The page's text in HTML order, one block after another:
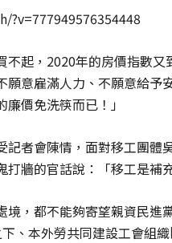
起，2020年的房價指數
意雇滿人力、不願意給予
價免洗筷而已！」
記者會陳情，面對移工團
牆的官話說：「移工是補
境，都不能夠寄望親資民進
、本外勞共同建設工會組